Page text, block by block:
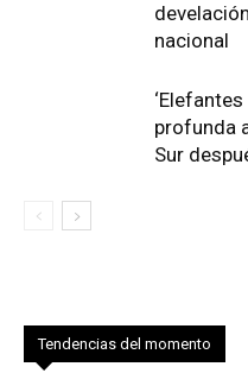
nacional
profunda
Sur
Tendencias del momento